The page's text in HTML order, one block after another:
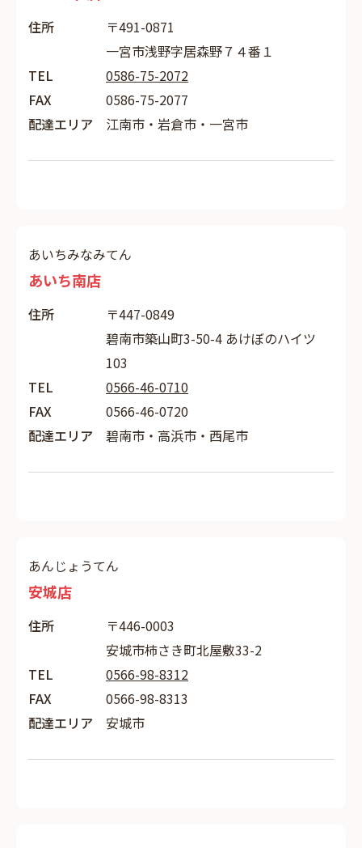
住所
〒491-0871
一宮市浅野字居森野７４番１
TEL
0586-75-2072
FAX
0586-75-2077
配達エリア
江南市・岩倉市・一宮市
あいちみなみてん
あいち南店
住所
〒447-0849
碧南市築山町3-50-4 あけぼのハイツ
103
TEL
0566-46-0710
FAX
0566-46-0720
配達エリア
碧南市・高浜市・西尾市
あんじょうてん
安城店
住所
〒446-0003
安城市柿さき町北屋敷33-2
TEL
0566-98-8312
FAX
0566-98-8313
配達エリア
安城市